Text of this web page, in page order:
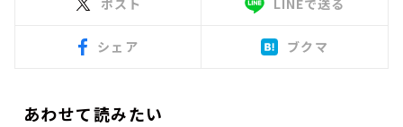
ポスト LINEで送る
シェア ブクマ
あわせて読みたい